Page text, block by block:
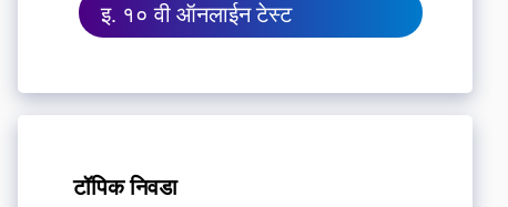
इ. १० वी ऑनलाईन टेस्ट
टॉपिक निवडा